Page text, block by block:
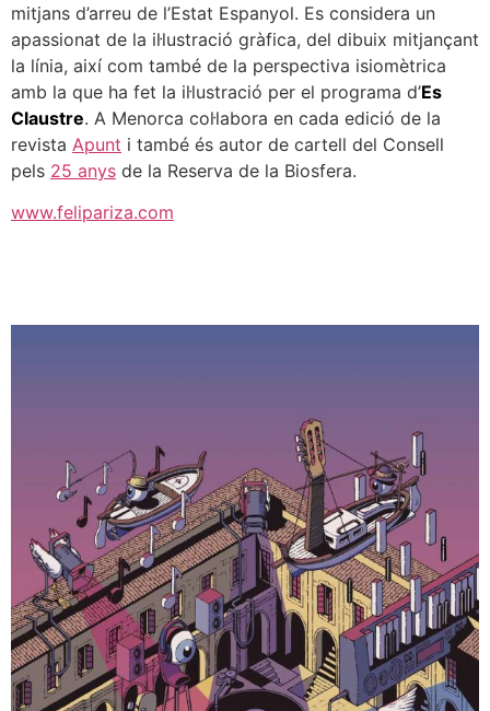
mitjans d’arreu de l’Estat Espanyol. Es considera un
apassionat de la il·lustració gràfica, del dibuix mitjançant
la línia, així com també de la perspectiva isiomètrica
amb la que ha fet la il·lustració per el programa d’Es
Claustre. A Menorca col·labora en cada edició de la
revista Apunt i també és autor de cartell del Consell
pels 25 anys de la Reserva de la Biosfera.
www.felipariza.com